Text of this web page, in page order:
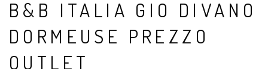
B&B ITALIA GIO DIVANO
DORMEUSE PREZZO
OUTLET